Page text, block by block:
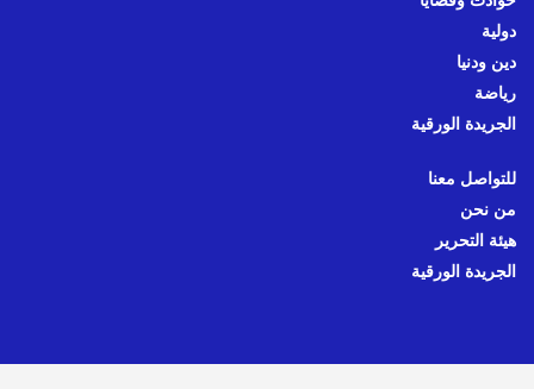
دولية
دين ودنيا
رياضة
الجريدة الورقية
للتواصل معنا
من نحن
هيئة التحرير
الجريدة الورقية